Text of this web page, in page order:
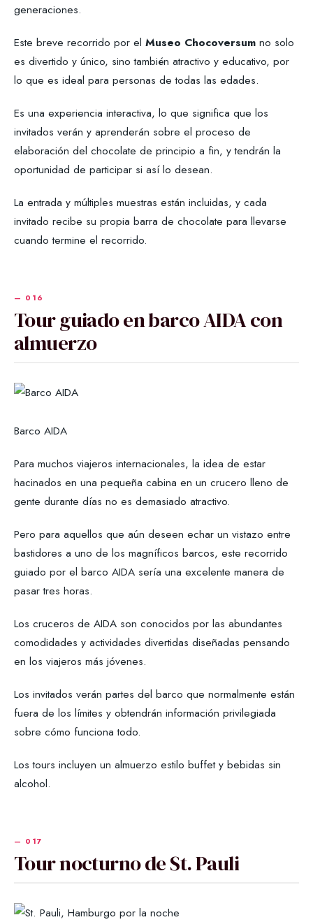
generaciones.
Este breve recorrido por el Museo Chocoversum no solo
es divertido y único, sino también atractivo y educativo, por
lo que es ideal para personas de todas las edades.
Es una experiencia interactiva, lo que significa que los
invitados verán y aprenderán sobre el proceso de
elaboración del chocolate de principio a fin, y tendrán la
oportunidad de participar si así lo desean.
La entrada y múltiples muestras están incluidas, y cada
invitado recibe su propia barra de chocolate para llevarse
cuando termine el recorrido.
Tour guiado en barco AIDA con
almuerzo
Barco AIDA
Para muchos viajeros internacionales, la idea de estar
hacinados en una pequeña cabina en un crucero lleno de
gente durante días no es demasiado atractivo.
Pero para aquellos que aún deseen echar un vistazo entre
bastidores a uno de los magníficos barcos, este recorrido
guiado por el barco AIDA sería una excelente manera de
pasar tres horas.
Los cruceros de AIDA son conocidos por las abundantes
comodidades y actividades divertidas diseñadas pensando
en los viajeros más jóvenes.
Los invitados verán partes del barco que normalmente están
fuera de los límites y obtendrán información privilegiada
sobre cómo funciona todo.
Los tours incluyen un almuerzo estilo buffet y bebidas sin
alcohol.
Tour nocturno de St. Pauli